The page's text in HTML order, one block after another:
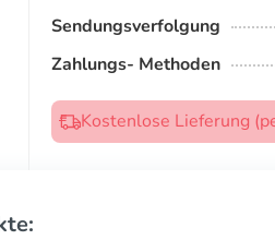
Sendungsverfolgung
Zahlungs- Methoden
Kostenlose Lieferung